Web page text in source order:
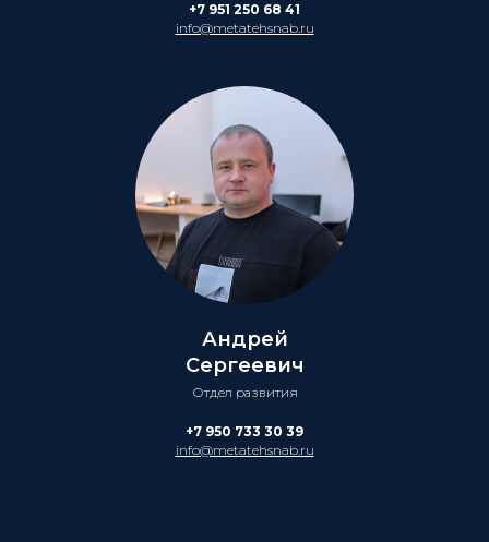
+7 951 250 68 41
info@metatehsnab.ru
Андрей
Сергеевич
Отдел развития
+7 950 733 30 39
info@metatehsnab.ru